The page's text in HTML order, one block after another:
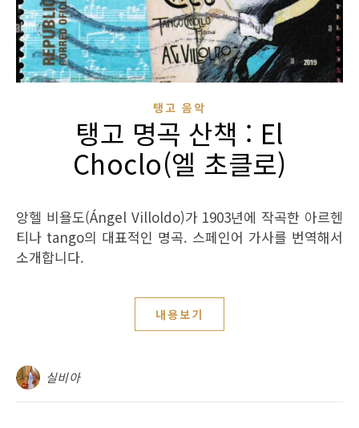
탱고 음악
탱고 명곡 산책 : El
Choclo(엘 초클로)
앙헬 비욜도(Ángel Villoldo)가 1903년에 작곡한 아르헨
티나 tango의 대표적인 명곡. 스페인어 가사를 번역해서
소개합니다.
내용보기
실비아